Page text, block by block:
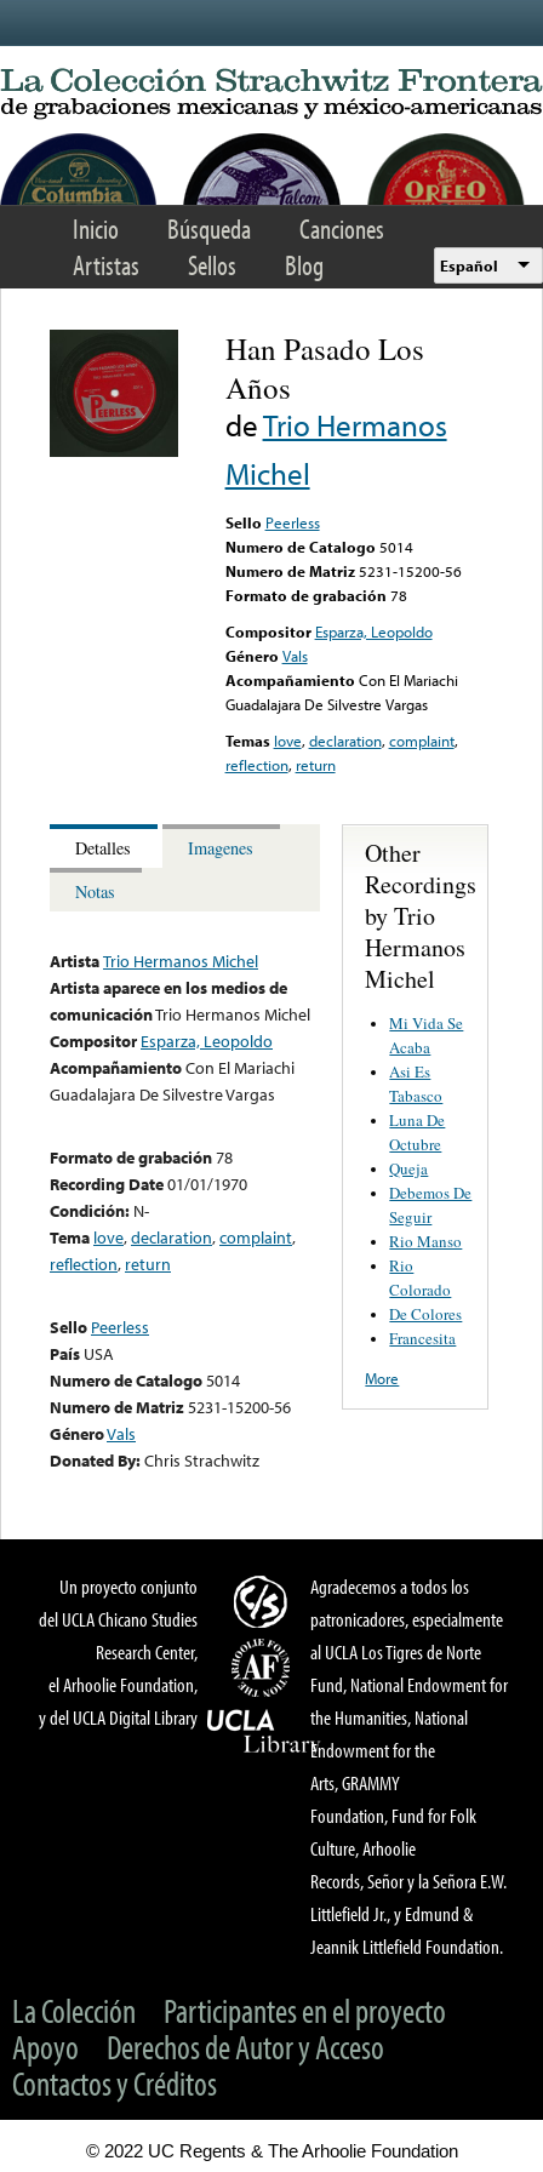
Inicio Búsqueda
Canciones
Artistas
Sellos Blog Español
Han Pasado Los
Años
deTrio Hermanos
Michel
Sello Peerless
Numero de Catalogo 5014
Numero de Matriz 5231-15200-56
Formato de grabación 78
Compositor Esparza, Leopoldo
Género Vals
Acompañamiento Con El Mariachi
Guadalajara De Silvestre Vargas
Temas love,declaration,complaint,
reflection, return
Detalles
Imagenes
Notas
ArtistaTrio Hermanos Michel
Artista aparece en los medios de
comunicaciónTrio Hermanos Michel
Compositor Esparza, Leopoldo
AcompañamientoCon El Mariachi
Guadalajara De Silvestre Vargas
Formato de grabación78
Recording Date01/01/1970
Condición: N-
Tema love,declaration,complaint,
reflection, return
Sello Peerless
País USA
Numero de Catalogo5014
Numero de Matriz5231-15200-56
GéneroVals
Donated By:Chris Strachwitz
Other
Recordings
by Trio
Hermanos
Michel
Mi Vida Se
Acaba
Asi Es
Tabasco
Luna De
Octubre
Queja
Debemos De
Seguir
Rio Manso
Rio
Colorado
De Colores
Francesita
More
Un proyecto conjunto
del UCLA Chicano Studies
Research Center,
el Arhoolie Foundation,
y del UCLA Digital Library
Agradecemos a todos los
patronicadores, especialmente
al UCLA Los Tigres de Norte
Fund, National Endowment for
the Humanities, National
Endowment for the
Arts, GRAMMY
Foundation, Fund for Folk
Culture, Arhoolie
Records, Señor y la Señora E.W.
Littlefield Jr., y Edmund &
Jeannik Littlefield Foundation.
La Colección
Participantes en el proyecto
Apoyo
Derechos de Autor y Acceso
Contactos y Créditos
© 2022 UC Regents & The Arhoolie Foundation